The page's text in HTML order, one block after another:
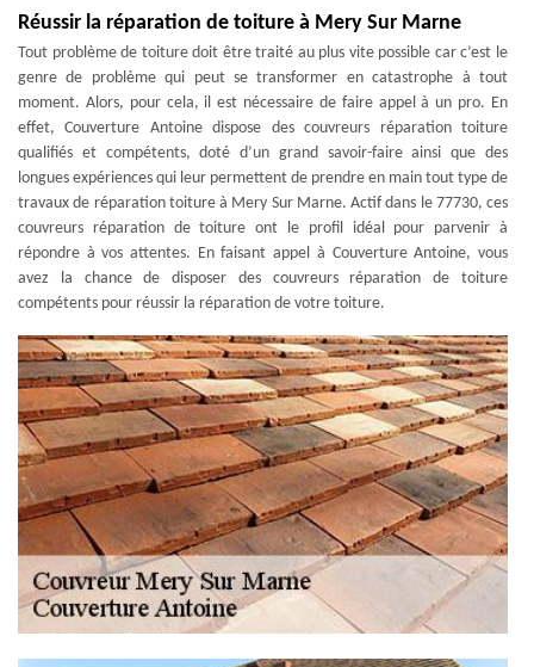
Réussir la réparation de toiture à Mery Sur Marne
Tout problème de toiture doit être traité au plus vite possible car c’est le
genre de problème qui peut se transformer en catastrophe à tout
moment. Alors, pour cela, il est nécessaire de faire appel à un pro. En
effet, Couverture Antoine dispose des couvreurs réparation toiture
qualifiés et compétents, doté d’un grand savoir-faire ainsi que des
longues expériences qui leur permettent de prendre en main tout type de
travaux de réparation toiture à Mery Sur Marne. Actif dans le 77730, ces
couvreurs réparation de toiture ont le profil idéal pour parvenir à
répondre à vos attentes. En faisant appel à Couverture Antoine, vous
avez la chance de disposer des couvreurs réparation de toiture
compétents pour réussir la réparation de votre toiture.